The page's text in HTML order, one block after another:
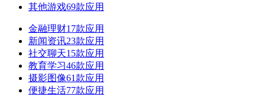
其他游戏69款应用
金融理财17款应用
新闻资讯23款应用
社交聊天15款应用
教育学习46款应用
摄影图像61款应用
便捷生活77款应用